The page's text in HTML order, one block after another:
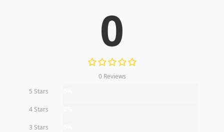
0
0 Reviews
5 Stars
4 Stars
3 Stars